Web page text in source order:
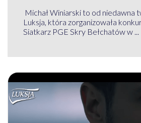
Michał Winiarski to od niedawna
Luksja, która zorganizowała
Siatkarz PGE Skry Bełchatów w ...